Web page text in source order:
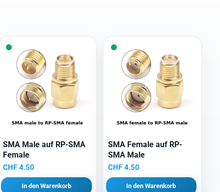
SMA Male auf RP-SMA
Female
CHF 4.50
In den Warenkorb
SMA Female auf RP-
SMA Male
CHF4.50
In den Warenkorb